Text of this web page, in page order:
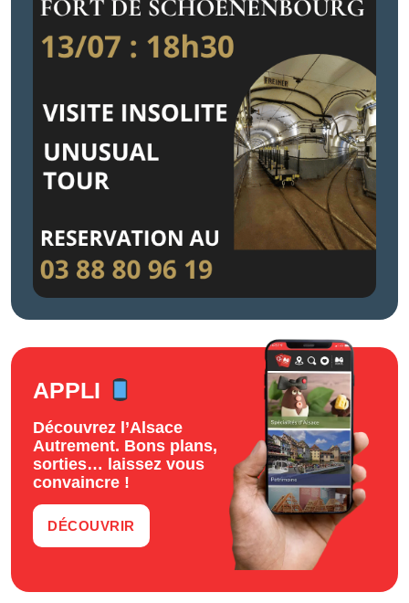
APPLI
Découvrez l’Alsace
Autrement. Bons plans,
sorties… laissez vous
convaincre !
DÉCOUVRIR